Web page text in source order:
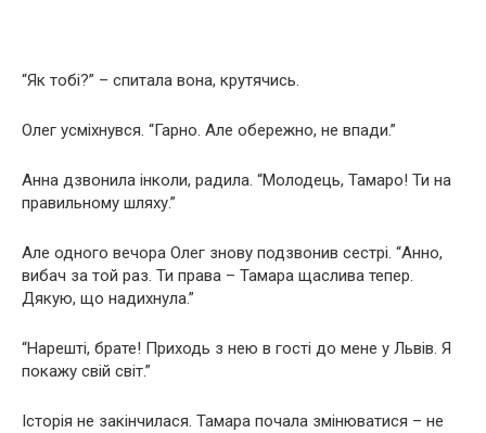
“Як тобі?” – спитала вона, крутячись.
Олег усміхнувся. “Гарно. Але обережно, не впади.”
Анна дзвонила інколи, радила. “Молодець, Тамаро! Ти на
правильному шляху.”
Але одного вечора Олег знову подзвонив сестрі. “Анно,
вибач за той раз. Ти права – Тамара щаслива тепер.
Дякую, що надихнула.”
“Нарешті, брате! Приходь з нею в гості до мене у Львів. Я
покажу свій світ.”
Історія не закінчилася. Тамара почала змінюватися – не